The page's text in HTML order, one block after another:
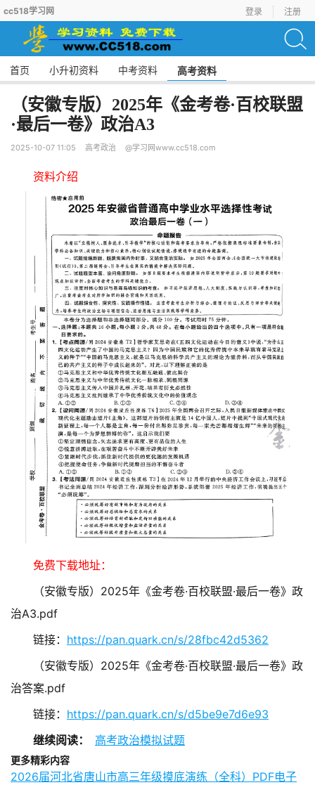
cc518学习网 登录 注册
首页 小升初资料 中考资料 高考资料
（安徽专版）2025年《金考卷·百校联盟
·最后一卷》政治A3
2025-10-07 11:05 高考政治 @学习网www.cc518.com
资料介绍
免费下载地址：
（安徽专版）2025年《金考卷·百校联盟·最后一卷》政
治A3.pdf
链接： https://pan.quark.cn/s/28fbc42d5362
（安徽专版）2025年《金考卷·百校联盟·最后一卷》政
治答案.pdf
链接： https://pan.quark.cn/s/d5be9e7d6e93
继续阅读：
高考政治模拟试题
更多精彩内容
2026届河北省唐山市高三年级摸底演练（全科）PDF电子